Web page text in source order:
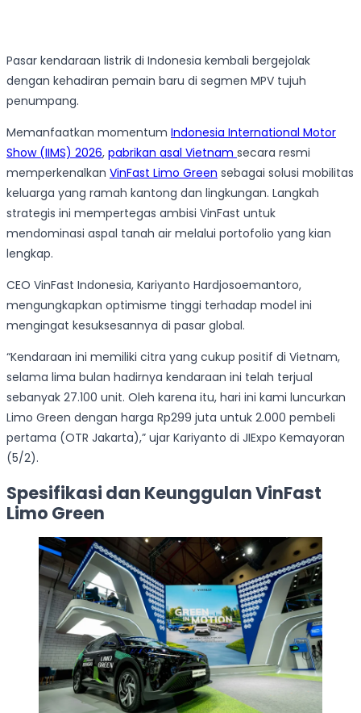
Pasar kendaraan listrik di Indonesia kembali bergejolak
dengan kehadiran pemain baru di segmen MPV tujuh
penumpang.
Memanfaatkan momentum Indonesia International Motor
Show (IIMS) 2026, pabrikan asal Vietnam secara resmi
memperkenalkan VinFast Limo Green sebagai solusi mobilitas
keluarga yang ramah kantong dan lingkungan. Langkah
strategis ini mempertegas ambisi VinFast untuk
mendominasi aspal tanah air melalui portofolio yang kian
lengkap.
CEO VinFast Indonesia, Kariyanto Hardjosoemantoro,
mengungkapkan optimisme tinggi terhadap model ini
mengingat kesuksesannya di pasar global.
“Kendaraan ini memiliki citra yang cukup positif di Vietnam,
selama lima bulan hadirnya kendaraan ini telah terjual
sebanyak 27.100 unit. Oleh karena itu, hari ini kami luncurkan
Limo Green dengan harga Rp299 juta untuk 2.000 pembeli
pertama (OTR Jakarta),” ujar Kariyanto di JIExpo Kemayoran
(5/2).
Spesifikasi dan Keunggulan VinFast
Limo Green